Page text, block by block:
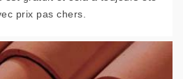
prix pas chers.